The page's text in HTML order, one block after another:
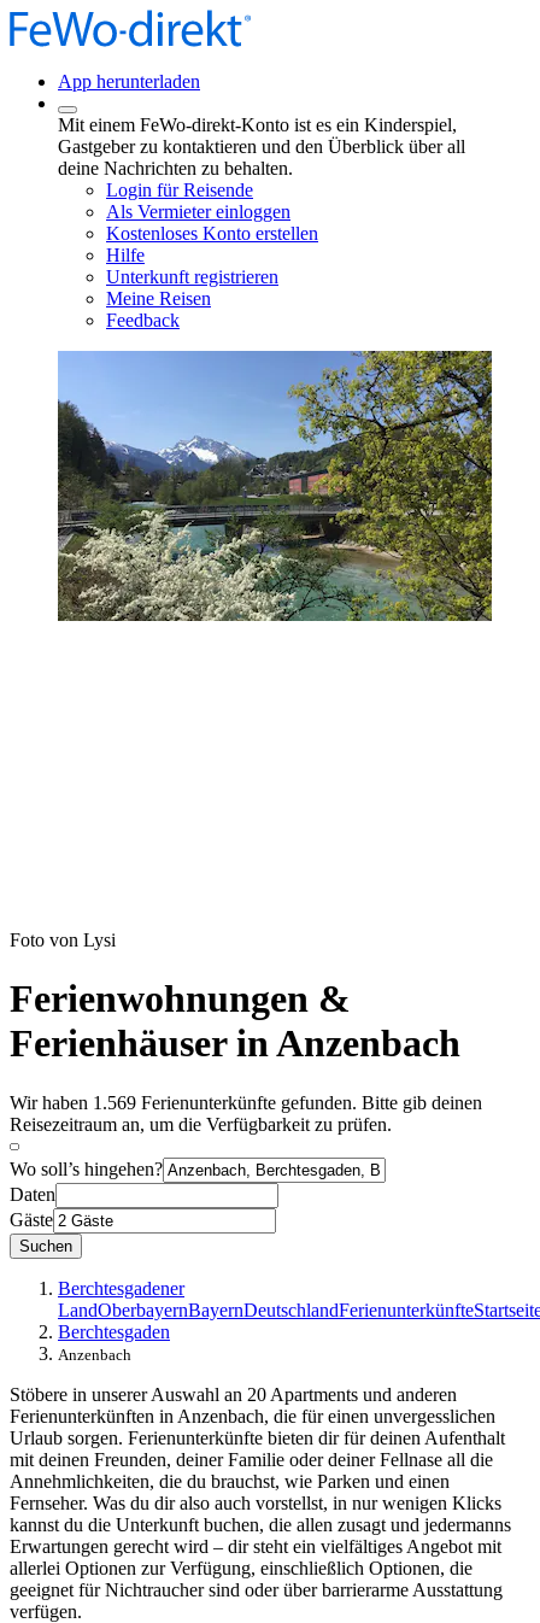
App herunterladen
Mit einem FeWo-direkt-Konto ist es ein Kinderspiel,
Gastgeber zu kontaktieren und den Überblick über all
deine Nachrichten zu behalten.
Login für Reisende
Als Vermieter einloggen
Kostenloses Konto erstellen
Hilfe
Unterkunft registrieren
Meine Reisen
Feedback
Foto von Lysi
Ferienwohnungen &
Ferienhäuser in Anzenbach
Wir haben 1.569 Ferienunterkünfte gefunden. Bitte gib deinen
Reisezeitraum an, um die Verfügbarkeit zu prüfen.
Wo soll’s hingehen?
Daten
Gäste
Suchen
Berchtesgadener
LandOberbayernBayernDeutschlandFerienunterkünfte
Berchtesgaden
Anzenbach
Stöbere in unserer Auswahl an 20 Apartments und anderen
Ferienunterkünften in Anzenbach, die für einen unvergesslichen
Urlaub sorgen. Ferienunterkünfte bieten dir für deinen Aufenthalt
mit deinen Freunden, deiner Familie oder deiner Fellnase all die
Annehmlichkeiten, die du brauchst, wie Parken und einen
Fernseher. Was du dir also auch vorstellst, in nur wenigen Klicks
kannst du die Unterkunft buchen, die allen zusagt und jedermanns
Erwartungen gerecht wird – dir steht ein vielfältiges Angebot mit
allerlei Optionen zur Verfügung, einschließlich Optionen, die
geeignet für Nichtraucher sind oder über barrierarme Ausstattung
verfügen.